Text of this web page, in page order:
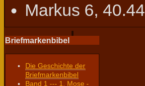
Markus 6, 40.44
Briefmarkenbibel
Die Geschichte der
Briefmarkenbibel
Band 1 --- 1. Mose -